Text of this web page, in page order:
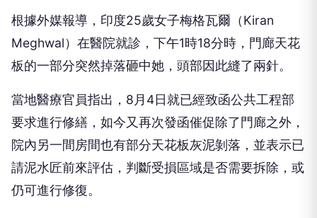
根據外媒報導，印度25歲女子梅格瓦爾（Kiran
Meghwal）在醫院就診，下午1時18分時，門廊天花
板的一部分突然掉落砸中她，頭部因此縫了兩針。
當地醫療官員指出，8月4日就已經致函公共工程部
要求進行修繕，如今又再次發函催促除了門廊之外，
院內另一間房間也有部分天花板灰泥剝落，並表示已
請泥水匠前來評估，判斷受損區域是否需要拆除，或
仍可進行修復。